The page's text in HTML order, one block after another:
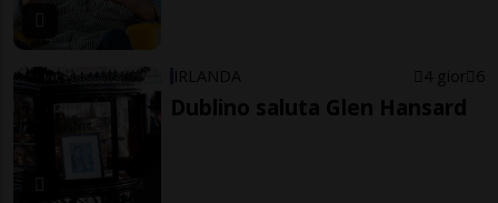
IRLANDA 4 gior 6
Dublino saluta Glen Hansard